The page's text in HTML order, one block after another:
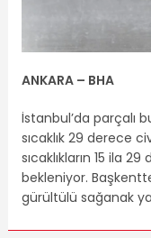
ANKARA – BHA
İstanbul’da parçalı
sıcaklık 29 derece
sıcaklıkların 15 ila
bekleniyor.
gürültülü sağanak